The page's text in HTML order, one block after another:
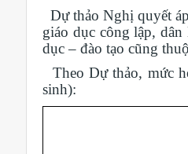
Dự thảo Nghị quyết
giáo dục công lập,
dục – đào tạo cũng
Theo Dự thảo, mức
sinh):